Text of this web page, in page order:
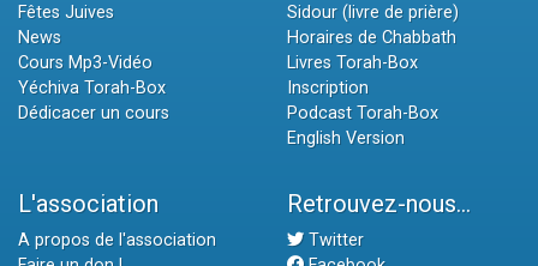
Fêtes Juives
News
Cours Mp3-Vidéo
Yéchiva Torah-Box
Dédicacer un cours
Sidour (livre de prière)
Horaires de Chabbath
Livres Torah-Box
Inscription
Podcast Torah-Box
English Version
L'association
A propos de l'association
Retrouvez-nous...
Twitter